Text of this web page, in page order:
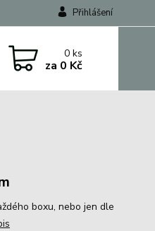
Přihlášení
0ks
za 0 Kč
boxu, nebo jen dle